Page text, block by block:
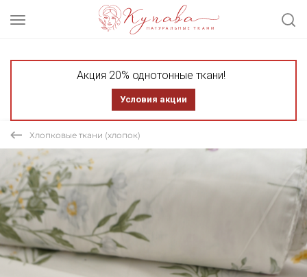
Акция 20% однотонные ткани!
Условия акции
Хлопковые ткани (хлопок)